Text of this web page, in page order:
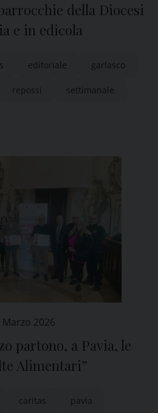
della Diocesi
e in edicola
editoriale garlasco
repossi settimanale
Marzo 2026
partono, a Pavia, le
Alimentari”
caritas pavia